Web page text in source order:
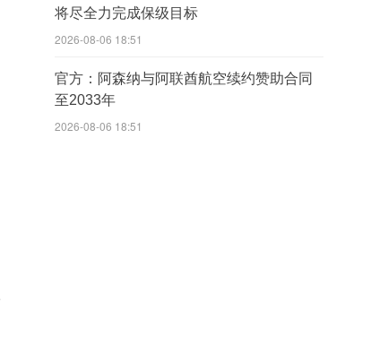
将尽全力完成保级目标
2026-08-06 18:51
官方：阿森纳与阿联酋航空续约赞助合同
至2033年
2026-08-06 18:51